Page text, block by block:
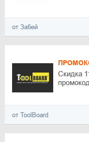
от Забей
Скидка
от ToolBoard